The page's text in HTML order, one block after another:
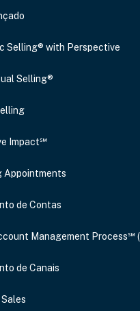
Selling® with Perspective
Selling®
Impact℠
Appointments
de Contas
Management Process℠
de Canais